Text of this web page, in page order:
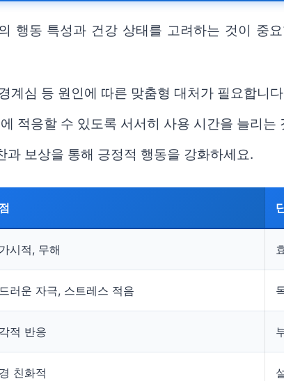
행동 특성과 건강 상태를 고려하는 것이 중
계심 등 원인에 따른 맞춤형 대처가 필요합니
적응할 수 있도록 서서히 사용 시간을 늘리는
과 보상을 통해 긍정적 행동을 강화하세요.
시적, 무해
러운 자극, 스트레스 적음
적 반응
친화적